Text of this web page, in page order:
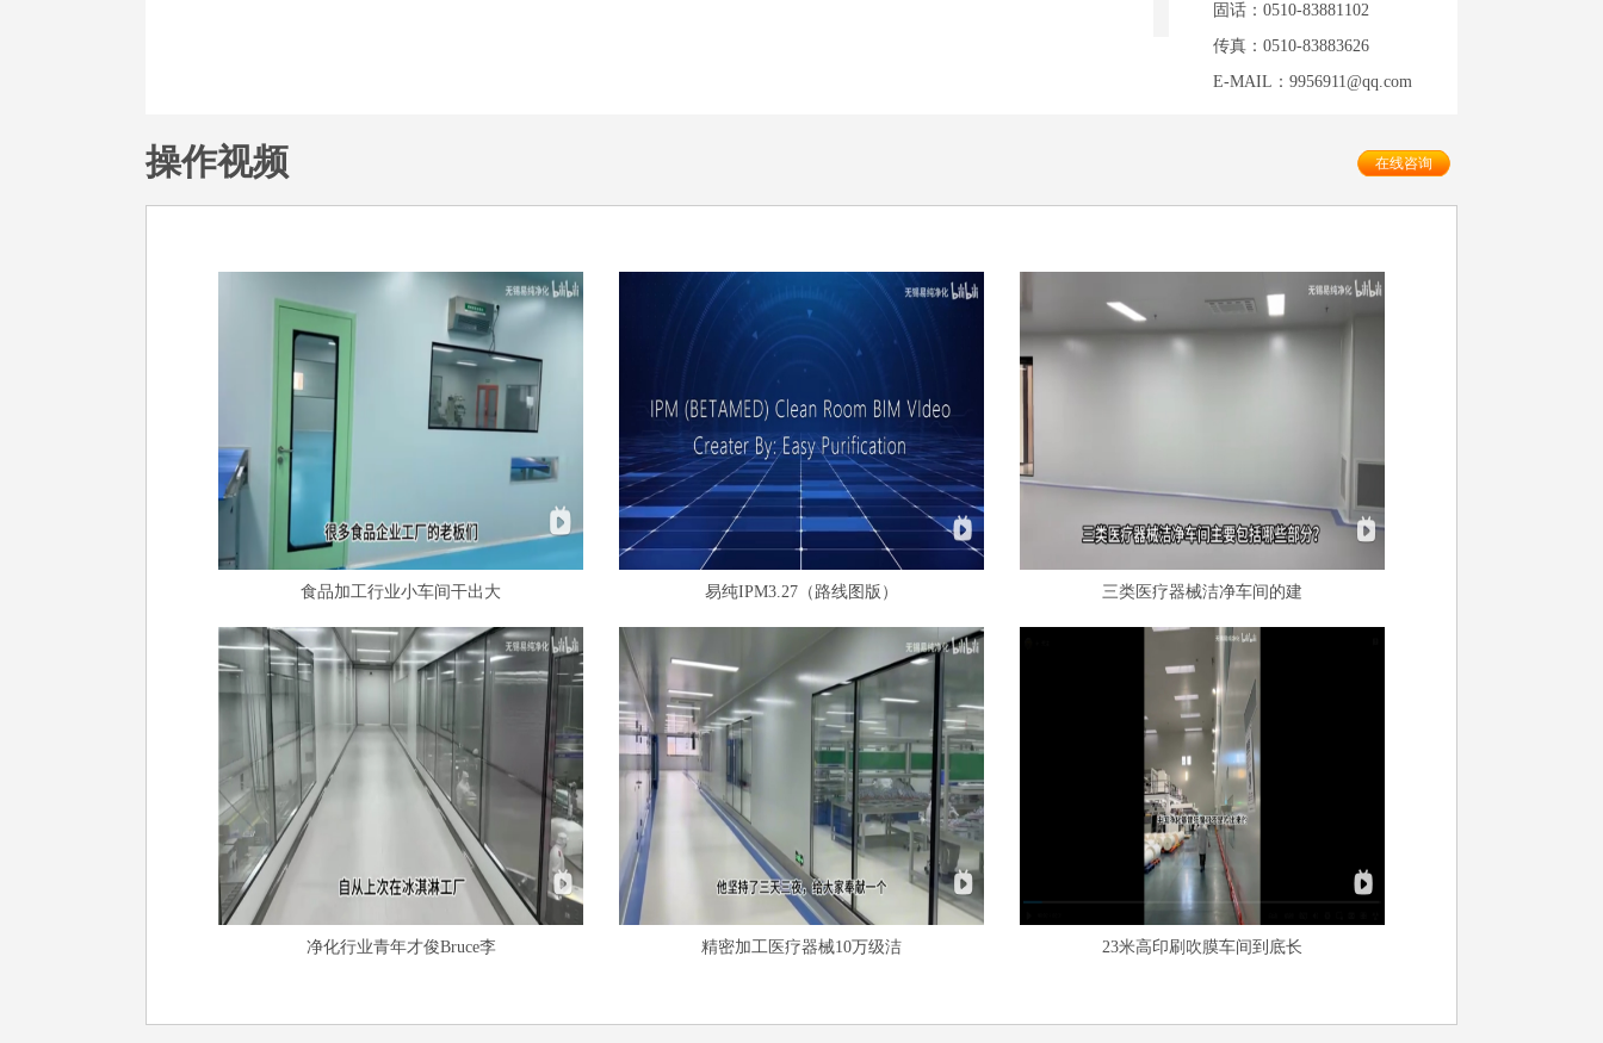
固话：0510-83881102
传真：0510-83883626
E-MAIL：9956911@qq.com
操作视频 在线咨询
食品加工行业小车间干出大 易纯IPM3.27（路线图版） 三类医疗器械洁净车间的建
净化行业青年才俊Bruce李 精密加工医疗器械10万级洁 23米高印刷吹膜车间到底长